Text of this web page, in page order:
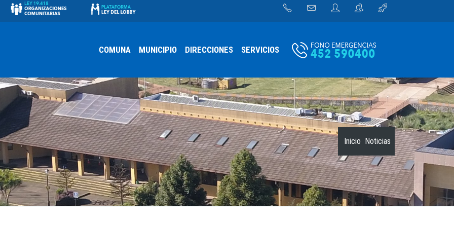
COMUNA MUNICIPIO DIRECCIONES SERVICIOS
Inicio Noticias